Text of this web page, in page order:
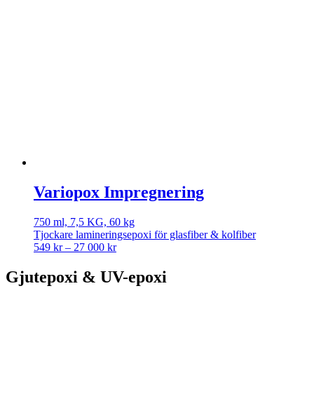
Variopox Impregnering
750 ml, 7,5 KG, 60 kg
Tjockare lamineringsepoxi för glasfiber & kolfiber
549 kr – 27 000 krPrice
549 kr
through
Gjutepoxi & UV-epoxi